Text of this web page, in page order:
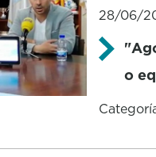
28/06/
o